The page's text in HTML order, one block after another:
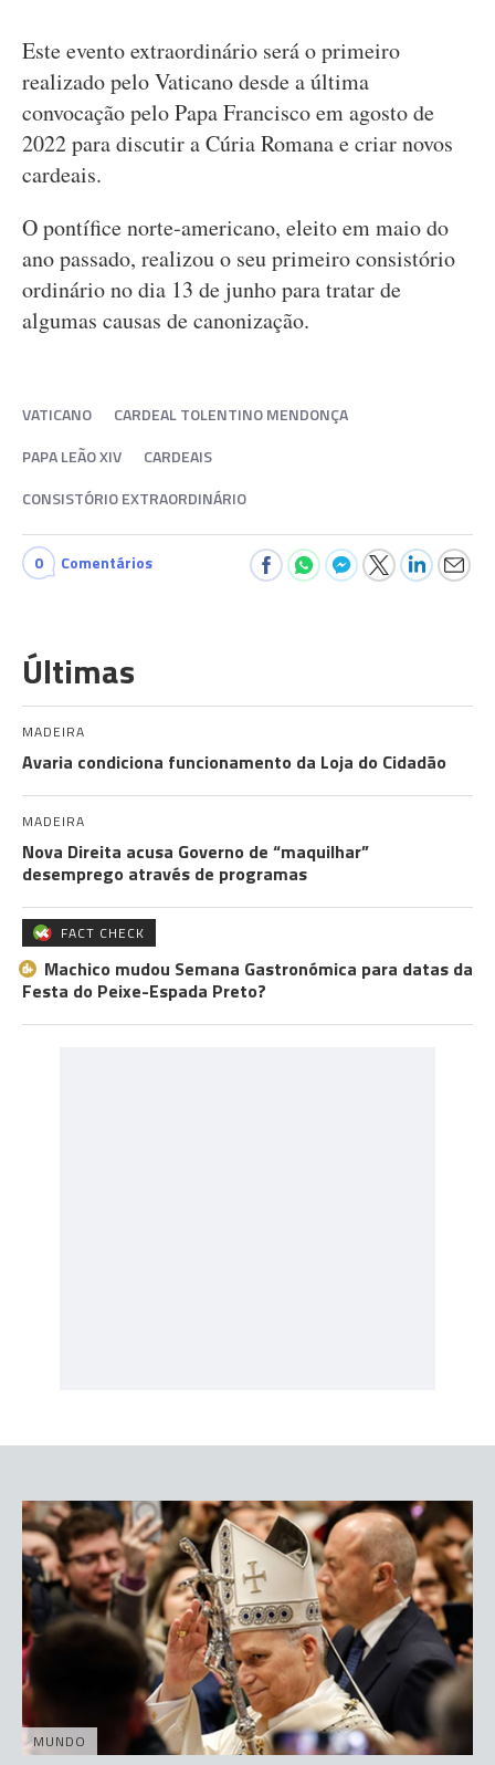
Este evento extraordinário será o primeiro
realizado pelo Vaticano desde a última
convocação pelo Papa Francisco em agosto de
2022 para discutir a Cúria Romana e criar novos
cardeais.
O pontífice norte-americano, eleito em maio do
ano passado, realizou o seu primeiro consistório
ordinário no dia 13 de junho para tratar de
algumas causas de canonização.
VATICANO
CARDEAL TOLENTINO MENDONÇA
PAPA LEÃO XIV
CARDEAIS
CONSISTÓRIO EXTRAORDINÁRIO
0 Comentários
Últimas
MADEIRA
Avaria condiciona funcionamento da Loja do Cidadão
MADEIRA
Nova Direita acusa Governo de “maquilhar”
desemprego através de programas
FACT CHECK
Machico mudou Semana Gastronómica para datas da
Festa do Peixe-Espada Preto?
MUNDO